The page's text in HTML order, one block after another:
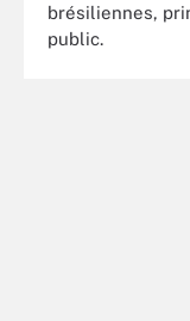
brésiliennes,
public.